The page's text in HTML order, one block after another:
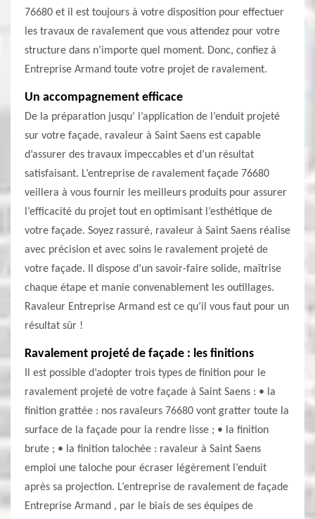
76680 et il est toujours à votre disposition pour effectuer
les travaux de ravalement que vous attendez pour votre
structure dans n’importe quel moment. Donc, confiez à
Entreprise Armand toute votre projet de ravalement.
Un accompagnement efficace
De la préparation jusqu’ l’application de l’enduit projeté
sur votre façade, ravaleur à Saint Saens est capable
d’assurer des travaux impeccables et d’un résultat
satisfaisant. L’entreprise de ravalement façade 76680
veillera à vous fournir les meilleurs produits pour assurer
l’efficacité du projet tout en optimisant l’esthétique de
votre façade. Soyez rassuré, ravaleur à Saint Saens réalise
avec précision et avec soins le ravalement projeté de
votre façade. Il dispose d’un savoir-faire solide, maîtrise
chaque étape et manie convenablement les outillages.
Ravaleur Entreprise Armand est ce qu’il vous faut pour un
résultat sûr !
Ravalement projeté de façade : les finitions
Il est possible d’adopter trois types de finition pour le
ravalement projeté de votre façade à Saint Saens : • la
finition grattée : nos ravaleurs 76680 vont gratter toute la
surface de la façade pour la rendre lisse ; • la finition
brute ; • la finition talochée : ravaleur à Saint Saens
emploi une taloche pour écraser légèrement l’enduit
après sa projection. L’entreprise de ravalement de façade
Entreprise Armand , par le biais de ses équipes de